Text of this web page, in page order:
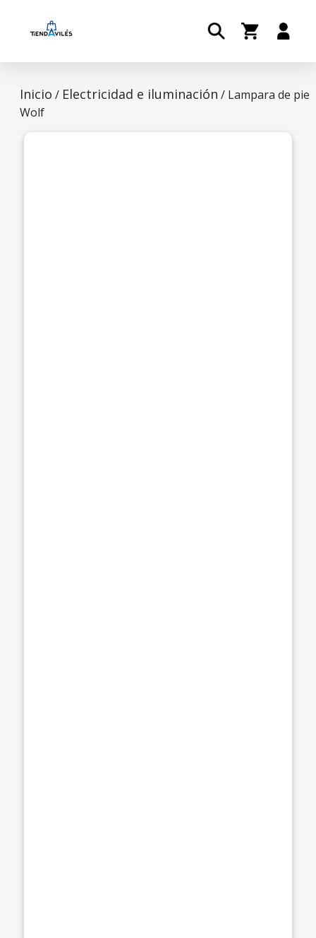
Inicio / Electricidad e iluminación / Lampara de pie
Wolf